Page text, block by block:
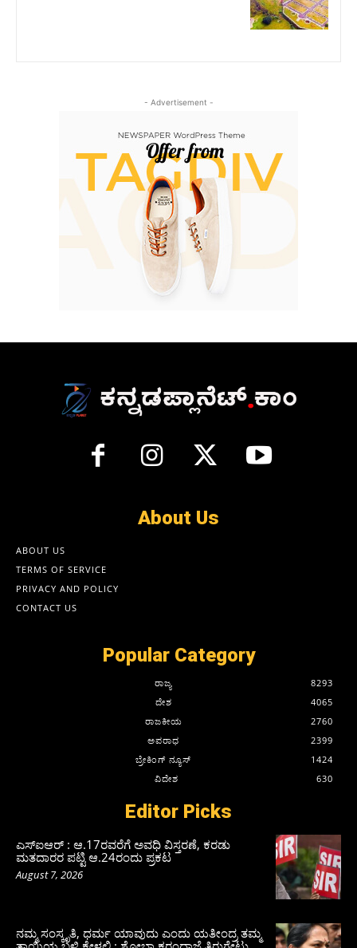
- Advertisement -
About Us
ABOUT US
TERMS OF SERVICE
PRIVACY AND POLICY
CONTACT US
Popular Category
ರಾಜ್ಯ
8293
ದೇಶ
4065
ರಾಜಕೀಯ
2760
ಅಪರಾಧ
2399
ಬ್ರೇಕಿಂಗ್ ನ್ಯೂಸ್
1424
ವಿದೇಶ
630
Editor Picks
ಎಸ್‌ಐಆರ್‌ : ಆ.17ರವರೆಗೆ ಅವಧಿ ವಿಸ್ತರಣೆ, ಕರಡು
ಮತದಾರರ ಪಟ್ಟಿ ಆ.24ರಂದು ಪ್ರಕಟ
August 7, 2026
ನಮ್ಮ ಸಂಸ್ಕೃತಿ, ಧರ್ಮ ಯಾವುದು ಎಂದು ಯತೀಂದ್ರ ತಮ್ಮ